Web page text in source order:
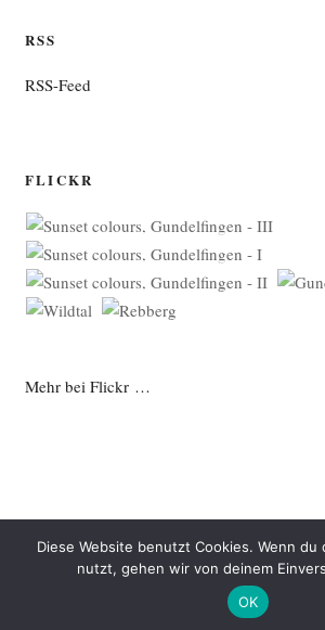
RSS
RSS-Feed
FLICKR
Mehr bei Flickr …
Datenschutzerklärung Mit Stolz präsentiert von
Diese Website benutzt Cookies. Wenn
nutzt, gehen wir von deinem
OK